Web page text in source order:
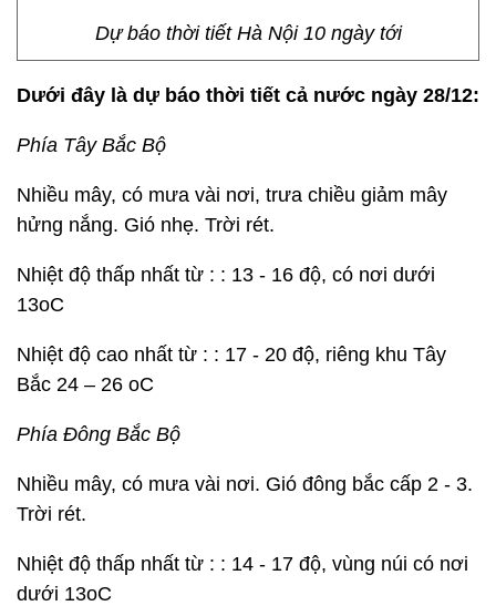
Dự báo thời tiết Hà Nội 10 ngày tới
Dưới đây là dự báo thời tiết cả nước ngày 28/12:
Phía Tây Bắc Bộ
Nhiều mây, có mưa vài nơi, trưa chiều giảm mây
hửng nắng. Gió nhẹ. Trời rét.
Nhiệt độ thấp nhất từ : : 13 - 16 độ, có nơi dưới
13oC
Nhiệt độ cao nhất từ : : 17 - 20 độ, riêng khu Tây
Bắc 24 – 26 oC
Phía Đông Bắc Bộ
Nhiều mây, có mưa vài nơi. Gió đông bắc cấp 2 - 3.
Trời rét.
Nhiệt độ thấp nhất từ : : 14 - 17 độ, vùng núi có nơi
dưới 13oC